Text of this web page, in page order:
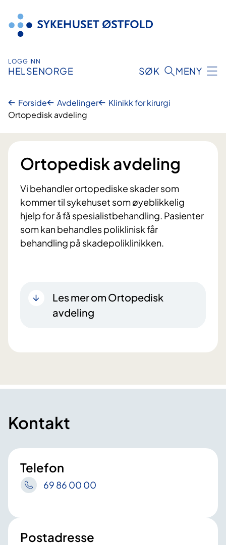
innhold
LOGG INN
HELSENORGE SØK MENY
Forside Avdelinger
Klinikk for kirurgi
Ortopedisk avdeling
Ortopedisk avdeling
Vi behandler ortopediske skader som
kommer til sykehuset som øyeblikkelig
hjelp for å få spesialistbehandling. Pasienter
som kan behandles poliklinisk får
behandling på skadepoliklinikken.
Les mer om Ortopedisk
avdeling
Kontakt
Telefon
69 86 00 00
Postadresse